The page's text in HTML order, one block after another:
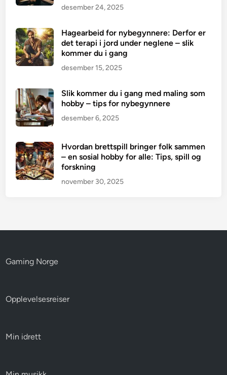
desember 24, 2025
Hagearbeid for nybegynnere: Derfor er
det terapi i jord under neglene – slik
kommer du i gang
desember 15, 2025
Slik kommer du i gang med maling som
hobby – tips for nybegynnere
desember 6, 2025
Hvordan brettspill bringer folk sammen
– en sosial hobby for alle: Tips, spill og
forskning
november 30, 2025
Gaming Norge
Opplevelsesreiser
Min idrett